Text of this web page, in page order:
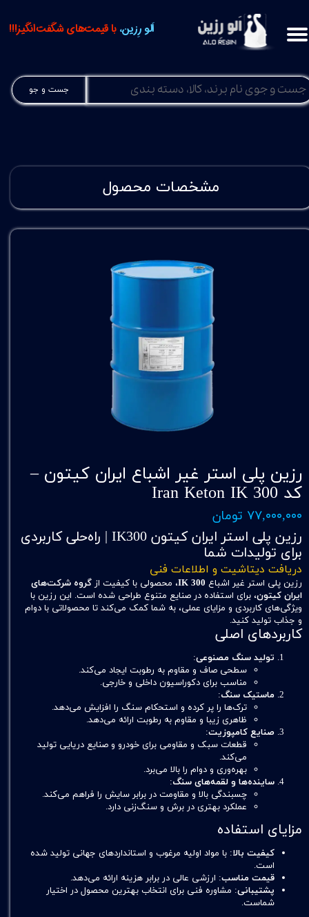
جست و جو
اَلو رِزین، با قیمت‌های شگفت‌انگیز!!!
مشخصات محصول
رزین پلی استر غیر اشباع ایران کیتون –
کد Iran Keton IK 300
۷۷,۰۰۰,۰۰۰ تومان
رزین پلی استر ایران کیتون IK300 | راه‌حلی کاربردی
برای تولیدات شما
دریافت دیتاشیت و اطلاعات فنی
رزین پلی استر غیر اشباع IK 300، محصولی با کیفیت از گروه شرکت‌های
ایران کیتون، برای استفاده در صنایع متنوع طراحی شده است. این رزین با
ویژگی‌های کاربردی و مزایای عملی، به شما کمک می‌کند تا محصولاتی با دوام
و جذاب تولید کنید.
کاربردهای اصلی
تولید سنگ مصنوعی:
سطحی صاف و مقاوم به رطوبت ایجاد می‌کند.
مناسب برای دکوراسیون داخلی و خارجی.
ماستیک سنگ:
ترک‌ها را پر کرده و استحکام سنگ را افزایش می‌دهد.
ظاهری زیبا و مقاوم به رطوبت ارائه می‌دهد.
صنایع کامپوزیت:
قطعات سبک و مقاومی برای خودرو و صنایع دریایی تولید
می‌کند.
بهره‌وری و دوام را بالا می‌برد.
ساینده‌ها و لقمه‌های سنگ:
چسبندگی بالا و مقاومت در برابر سایش را فراهم می‌کند.
عملکرد بهتری در برش و سنگ‌زنی دارد.
مزایای استفاده
کیفیت بالا: با مواد اولیه مرغوب و استانداردهای جهانی تولید شده
است.
قیمت مناسب: ارزشی عالی در برابر هزینه ارائه می‌دهد.
پشتیبانی: مشاوره فنی برای انتخاب بهترین محصول در اختیار
شماست.